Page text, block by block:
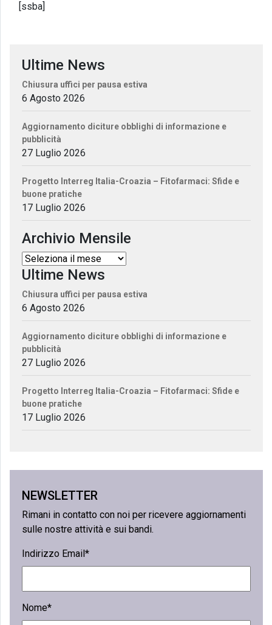
[ssba]
Ultime News
Chiusura uffici per pausa estiva
6 Agosto 2026
Aggiornamento diciture obblighi di informazione e
pubblicità
27 Luglio 2026
Progetto Interreg Italia-Croazia – Fitofarmaci: Sfide e
buone pratiche
17 Luglio 2026
Archivio Mensile
Ultime News
Chiusura uffici per pausa estiva
6 Agosto 2026
Aggiornamento diciture obblighi di informazione e
pubblicità
27 Luglio 2026
Progetto Interreg Italia-Croazia – Fitofarmaci: Sfide e
buone pratiche
17 Luglio 2026
NEWSLETTER
Rimani in contatto con noi per ricevere aggiornamenti
sulle nostre attività e sui bandi.
Indirizzo Email*
Nome*